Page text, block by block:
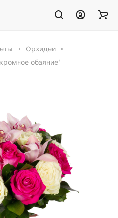
Орхидеи
обаяние"